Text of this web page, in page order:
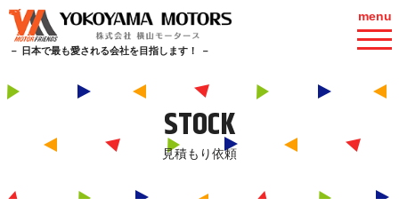
－ 日本で最も愛される会社を目指します！ －
menu
STOCK
見積もり依頼